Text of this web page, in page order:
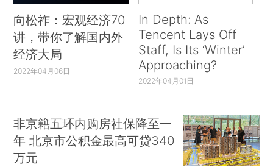
向松祚：宏观经济70
讲，带你了解国内外
经济大局
2022年04月06日
In Depth: As
Tencent Lays Off
Staff, Is Its ‘Winter’
Approaching?
2022年04月01日
非京籍五环内购房社保降至一
年 北京市公积金最高可贷340
万元